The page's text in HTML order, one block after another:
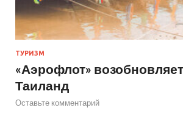
ТУРИЗМ
«Аэрофлот»
Таиланд
Оставьте комментарий